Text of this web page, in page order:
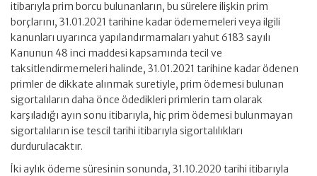
itibarıyla prim borcu bulunanların, bu sürelere ilişkin prim
borçlarını, 31.01.2021 tarihine kadar ödememeleri veya ilgili
kanunları uyarınca yapılandırmamaları yahut 6183 sayılı
Kanunun 48 inci maddesi kapsamında tecil ve
taksitlendirmemeleri halinde, 31.01.2021 tarihine kadar ödenen
primler de dikkate alınmak suretiyle, prim ödemesi bulunan
sigortalıların daha önce ödedikleri primlerin tam olarak
karşıladığı ayın sonu itibarıyla, hiç prim ödemesi bulunmayan
sigortalıların ise tescil tarihi itibarıyla sigortalılıkları
durdurulacaktır.
İki aylık ödeme süresinin sonunda, 31.10.2020 tarihi itibarıyla